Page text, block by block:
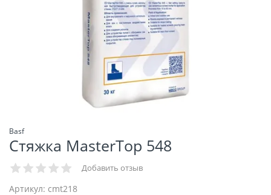
Basf
Стяжка MasterTop 548
Добавить отзыв
Артикул: cmt218